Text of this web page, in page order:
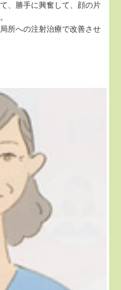
、勝手に興奮して、顔の片
所への注射治療で改善させ